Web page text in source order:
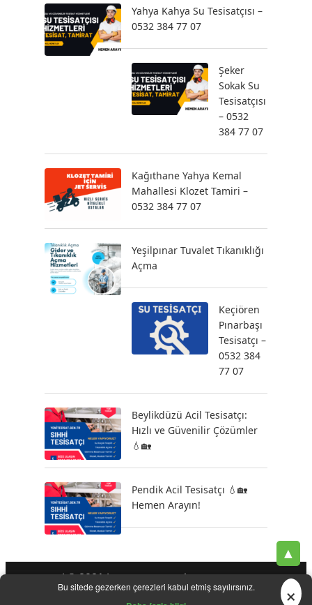
Yahya Kahya Su Tesisatçısı –
0532 384 77 07
Şeker
Sokak Su
Tesisatçısı
– 0532
384 77 07
Kağıthane Yahya Kemal
Mahallesi Klozet Tamiri –
0532 384 77 07
Yeşilpınar Tuvalet Tıkanıklığı
Açma
Keçiören
Pınarbaşı
Tesisatçı –
0532 384
77 07
Beylikdüzü Acil Tesisatçı:
Hızlı ve Güvenilir Çözümler
💧🏡
Pendik Acil Tesisatçı 💧🏡
Hemen Arayın!
Bu sitede gezerken çerezleri kabul etmiş sayılırsınız. ×
▲
| © 2021 |- - - Klozet
Su Kaçak Tespiti-Su Tesisatçı-Su Tesisat Hizmetleri-